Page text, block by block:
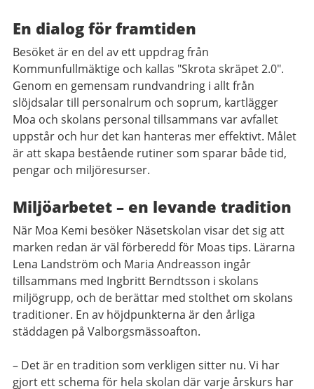
En dialog för framtiden
Besöket är en del av ett uppdrag från
Kommunfullmäktige och kallas "Skrota skräpet 2.0".
Genom en gemensam rundvandring i allt från
slöjdsalar till personalrum och soprum, kartlägger
Moa och skolans personal tillsammans var avfallet
uppstår och hur det kan hanteras mer effektivt. Målet
är att skapa bestående rutiner som sparar både tid,
pengar och miljöresurser.
Miljöarbetet – en levande tradition
När Moa Kemi besöker Näsetskolan visar det sig att
marken redan är väl förberedd för Moas tips. Lärarna
Lena Landström och Maria Andreasson ingår
tillsammans med Ingbritt Berndtsson i skolans
miljögrupp, och de berättar med stolthet om skolans
traditioner. En av höjdpunkterna är den årliga
städdagen på Valborgsmässoafton.
– Det är en tradition som verkligen sitter nu. Vi har
gjort ett schema för hela skolan där varje årskurs har